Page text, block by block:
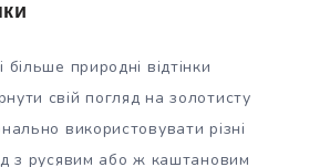
природні відтінки
свій погляд на золотисту
використовувати різні
з русявим або ж каштановим